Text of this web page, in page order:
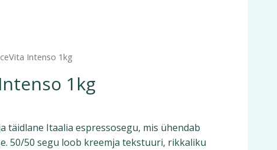
Intenso 1kg
1kg
täidlane Itaalia espressosegu, mis ühendab
50/50 segu loob kreemja tekstuuri, rikkaliku